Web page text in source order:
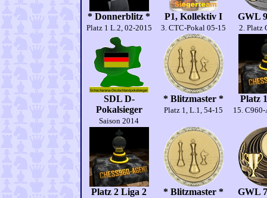
* Donnerblitz *
Platz 1 L.2, 02-2015
P1, Kollektiv I
3. CTC-Pokal 05-15
GWL
2. Platz
SDL D-
Pokalsieger
Saison 2014
* Blitzmaster *
Platz 1, L.1, 54-15
Platz
15.
Platz 2 Liga 2 * Blitzmaster * GWL